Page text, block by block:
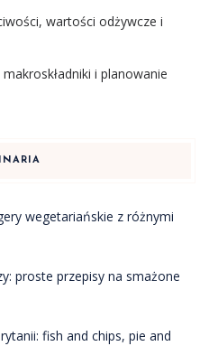
wartości odżywcze i
i planowanie
wegetariańskie z różnymi
proste przepisy na smażone
fish and chips, pie and